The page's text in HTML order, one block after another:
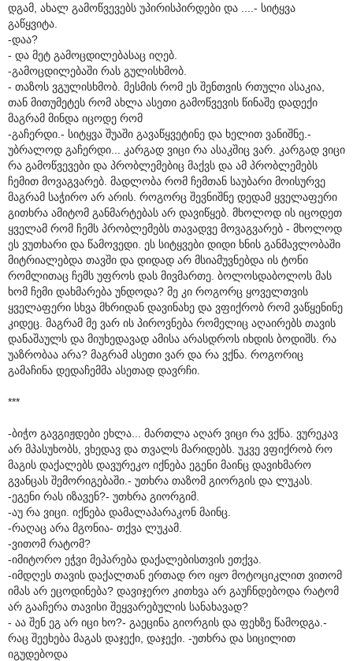
დგამ, ახალ გამოწვევებს უპირისპირდები და ....- სიტყვა
გაწყვიტა.
-დაა?
- და მეტ გამოცდილებასაც იღებ.
-გამოცდილებაში რას გულისხმობ.
- თაზოს ვგულისხმობ. მესმის რომ ეს შენთვის რთული ასაკია,
თან მითუმეტეს რომ ახლა ასეთი გამოწვევის წინაშე დადექი
მაგრამ მინდა იცოდე რომ
-გაჩერდი.- სიტყვა შუაში გავაწყვეტინე და ხელით ვანიშნე.-
უბრალოდ გაჩერდი... კარგად ვიცი რა ასაკშიც ვარ. კარგად ვიცი
რა გამოწვევები და პრობლემებიც მაქვს და ამ პრობლემებს
ჩემით მოვაგვარებ. მადლობა რომ ჩემთან საუბარი მოისურვე
მაგრამ საჭირო არ არის. როგორც შევნიშნე დედამ ყველაფერი
გითხრა ამიტომ განმარტებას არ დავიწყებ. მხოლოდ ის იცოდეთ
ყველამ რომ ჩემს პრობლემებს თავადვე მოვაგვარებ - მხოლოდ
ეს ვუთხარი და წამოვედი. ეს სიტყვები დიდი ხნის განმავლობაში
მიტრიალებდა თავში და დიდად არ მსიამუვნებდა ის ტონი
რომლითაც ჩემს უფროს დას მივმართე. ბოლოსდაბოლოს მას
ხომ ჩემი დახმარება უნდოდა? მე კი როგორც ყოველთვის
ყველაფერი სხვა მხრიდან დავინახე და ვფიქრობ რომ ვაწყენინე
კიდეც. მაგრამ მე ვარ ის პიროვნება რომელიც აღაირებს თავის
დანაშაულს და მიუხედავად ამისა არასდროს იხდის ბოდიშს. რა
უაზრობაა არა? მაგრამ ასეთი ვარ და რა ვქნა. როგორიც
გამაჩინა დედაჩემმა ასეთად დავრჩი.
***
-ბიჭო გავგიჟდები ეხლა... მართლა აღარ ვიცი რა ვქნა. ვურეკავ
არ მპასუხობს, ვხედავ და თვალს მარიდებს. უკვე ვფიქრობ რო
მაგის დაქალებს დავურეკო იქნება ეგენი მაინც დავიხმარო
გვანცას შემორიგებაში.- უთხრა თაზომ გიორგის და ლუკას.
-ეგენი რას იზავენ?- უთხრა გიორგიმ.
-აუ რა ვიცი. იქნება დამალაპარაკონ მაინც.
-რაღაც არა მგონია- თქვა ლუკამ.
-ვითომ რატომ?
-იმიტორო ეჭვი მეპარება დაქალებისთვის ეთქვა.
-იმდღეს თავის დაქალთან ერთად რო იყო მოტოციკლით ვითომ
იმას არ ეცოდინება? დავიჯერო კითხვა არ გაუჩნდებოდა რატომ
არ გააჩერა თავისი შეყვარებულის სანახავად?
- აა შენ ეგ არ იცი ხო?- გაეცინა გიორგის და ფეხზე წამოდგა.-
რაც შეეხება მაგას დაჯექი, დაჯექი. -უთხრა და სიცილით
იგუდებოდა